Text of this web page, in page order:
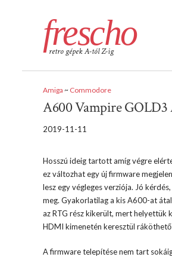
frescho
retro gépek A-tól Z-ig
Amiga ~ Commodore
A600 Vampire
2019-11-11
Hosszú ideig tartott amíg végre
ez változhat egy új firmware
lesz egy végleges verziója. Jó
meg. Gyakorlatilag a kis A600-at
az RTG rész kikerült, mert helyettük
HDMI kimenetén keresztül
A firmware telepítése nem tart